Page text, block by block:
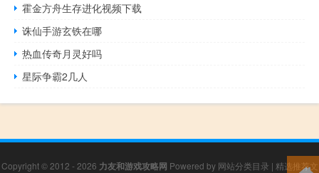
霍金方舟生存进化视频下载
诛仙手游玄铁在哪
热血传奇月灵好吗
星际争霸2几人
Copyright © 2012 - 2026 力友和游戏攻略网 Powered by 网站分类目录 | 精选推荐文